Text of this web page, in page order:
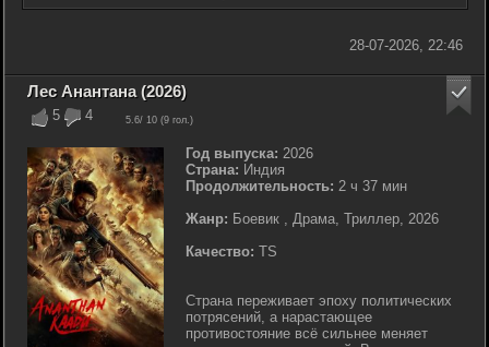
28-07-2026, 22:46
5 4 5.6/ 10 (9 гол.)
Лес Анантана (2026)
Год выпуска: 2026
Страна: Индия
Продолжительность: 2 ч 37 мин
Жанр: Боевик , Драма, Триллер, 2026
Качество: TS
Страна переживает эпоху политических
потрясений, а нарастающее
противостояние всё сильнее меняет